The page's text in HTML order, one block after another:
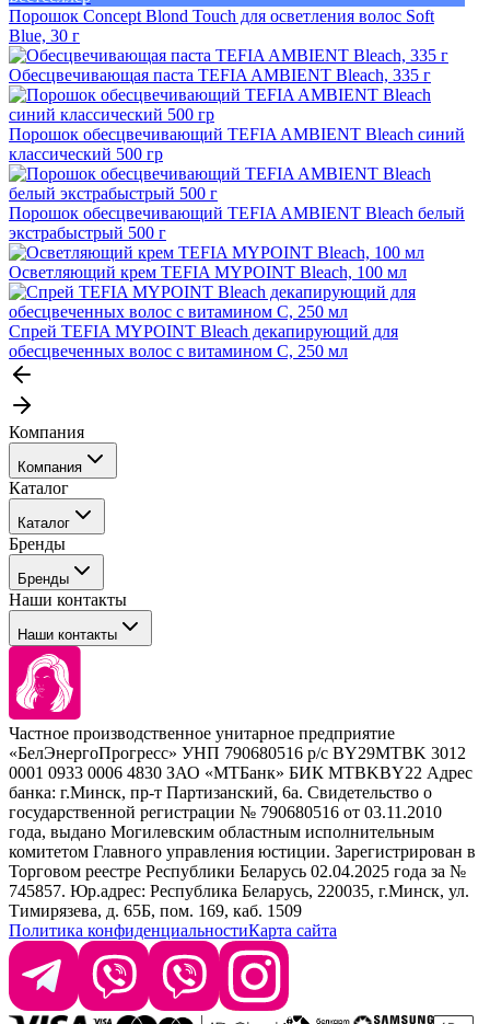
Порошок Concept Blond Touch для осветления волос Soft
Blue, 30 г
Обесцвечивающая паста TEFIA AMBIENT Bleach, 335 г
Порошок обесцвечивающий TEFIA AMBIENT Bleach синий
классический 500 гр
Порошок обесцвечивающий TEFIA AMBIENT Bleach белый
экстрабыстрый 500 г
Осветляющий крем TEFIA MYPOINT Bleach, 100 мл
Спрей TEFIA MYPOINT Bleach декапирующий для
обесцвеченных волос с витамином С, 250 мл
Компания
Компания
События
Покупателю
Каталог
Каталог
Профессиональные средства для окрашивания волос
Сервисные средства
Уход
Стайлинг
Брови и ресницы
Барберинг
Наборы
Расходные материалы
Бренды
Бренды
Tefia
Concept
Kezy
Barex
Sim Sensitive
Kebren
Selective Professional
White Line
Наши контакты
Наши контакты
+ 375 44 7233514
+ 375 29 1649505
info@krasabel.by
Офис: г. Минск, ул. Тимирязева 65Б, офис 1509
Склад: г. Минск, ул. Домбровская, 15
Время работы: пн–чт 9:00–17:30, пт 9:00–17:00
Частное производственное унитарное предприятие
«БелЭнергоПрогресс» УНП 790680516 р/с BY29MTBK 3012
0001 0933 0006 4830 ЗАО «МТБанк» БИК MTBKBY22 Адрес
банка: г.Минск, пр-т Партизанский, 6а. Свидетельство о
государственной регистрации № 790680516 от 03.11.2010
года, выдано Могилевским областным исполнительным
комитетом Главного управления юстиции. Зарегистрирован в
Торговом реестре Республики Беларусь 02.04.2025 года за №
745857. Юр.адрес: Республика Беларусь, 220035, г.Минск, ул.
Тимирязева, д. 65Б, пом. 169, каб. 1509
Политика конфиденциальностиКарта сайта